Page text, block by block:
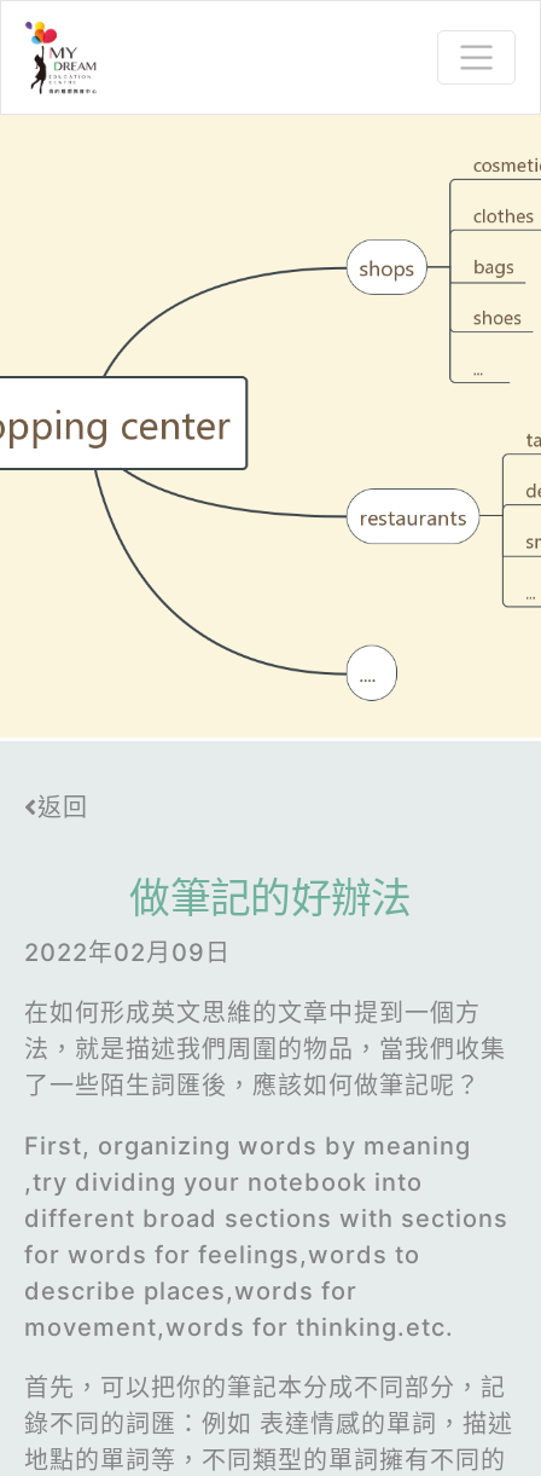
返回
做筆記的好辦法
2022年02月09日
在如何形成英文思維的文章中提到一個方
法，就是描述我們周圍的物品，當我們收集
了一些陌生詞匯後，應該如何做筆記呢？
First, organizing words by meaning
,try dividing your notebook into
different broad sections with sections
for words for feelings,words to
describe places,words for
movement,words for thinking.etc.
首先，可以把你的筆記本分成不同部分，記
錄不同的詞匯：例如 表達情感的單詞，描述
地點的單詞等，不同類型的單詞擁有不同的